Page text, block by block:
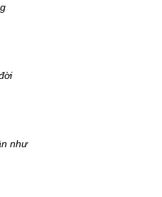
như